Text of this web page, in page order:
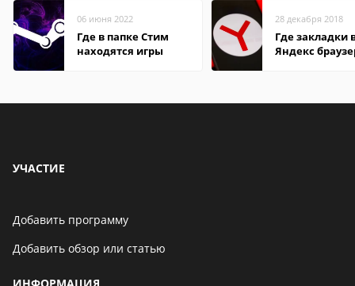
06 июня 2022
Где в папке Стим
находятся игры
28 декабря 2018
Где закладки
Яндекс
УЧАСТИЕ
Добавить программу
Добавить обзор или статью